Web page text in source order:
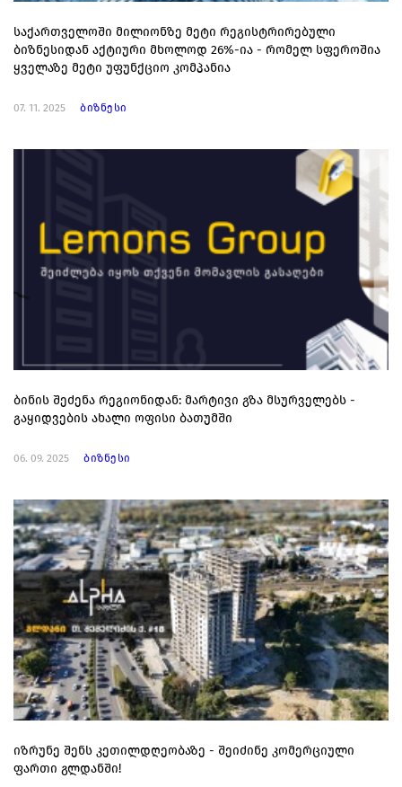
საქართველოში მილიონზე მეტი რეგისტრირებული
ბიზნესიდან აქტიური მხოლოდ 26%-ია - რომელ სფეროშია
ყველაზე მეტი უფუნქციო კომპანია
07. 11. 2025 ბიზნესი
ბინის შეძენა რეგიონიდან: მარტივი გზა მსურველებს -
გაყიდვების ახალი ოფისი ბათუმში
06. 09. 2025 ბიზნესი
იზრუნე შენს კეთილდღეობაზე - შეიძინე კომერციული
ფართი გლდანში!